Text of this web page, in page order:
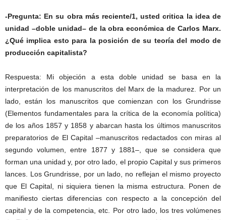
-Pregunta: En su obra más reciente/1, usted critica la idea de
unidad –doble unidad– de la obra económica de Carlos Marx.
¿Qué implica esto para la posición de su teoría del modo de
producción capitalista?
Respuesta: Mi objeción a esta doble unidad se basa en la
interpretación de los manuscritos del Marx de la madurez. Por un
lado, están los manuscritos que comienzan con los Grundrisse
(Elementos fundamentales para la crítica de la economía política)
de los años 1857 y 1858 y abarcan hasta los últimos manuscritos
preparatorios de El Capital –manuscritos redactados con miras al
segundo volumen, entre 1877 y 1881–, que se considera que
forman una unidad y, por otro lado, el propio Capital y sus primeros
lances. Los Grundrisse, por un lado, no reflejan el mismo proyecto
que El Capital, ni siquiera tienen la misma estructura. Ponen de
manifiesto ciertas diferencias con respecto a la concepción del
capital y de la competencia, etc. Por otro lado, los tres volúmenes